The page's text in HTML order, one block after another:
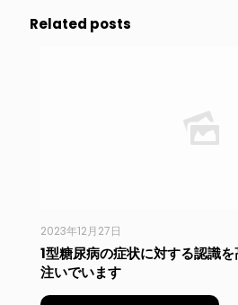
Related posts
2023年12月27日
1型糖尿病の症状に対する認識
注いでいます